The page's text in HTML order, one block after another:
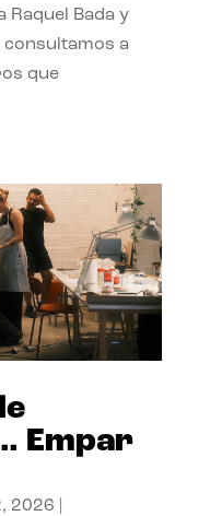
Bada y
consultamos a
que
Empar
2026